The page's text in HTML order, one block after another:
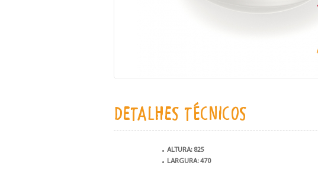
DETALHES TÉCNICOS
ALTURA: 825
LARGURA: 470